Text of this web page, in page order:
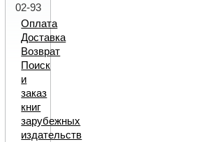
02-93
Оплата
Доставка
Возврат
Поиск
и
заказ
книг
зарубежных
издательств